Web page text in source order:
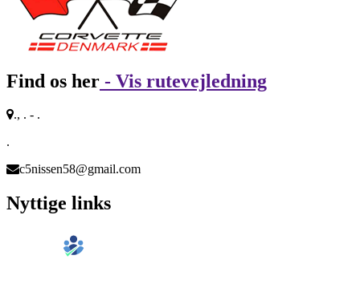
Find os her - Vis rutevejledning
., . - .
.
c5nissen58@gmail.com
Nyttige links